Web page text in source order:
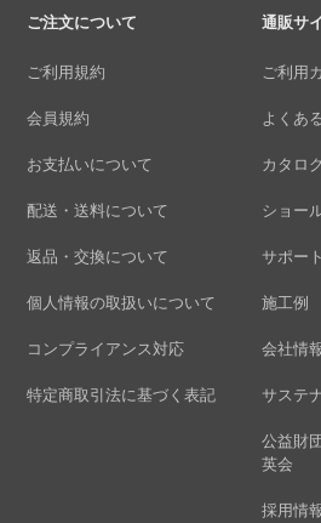
ご注文について
ご利用規約
会員規約
お支払いについて
配送・送料について
返品・交換について
個人情報の取扱いについて
コンプライアンス対応
特定商取引法に基づく表記
通販サ
ご利用
よくあ
カタロ
ショー
サポー
施工例
会社情
サステ
公益財
英会
採用情